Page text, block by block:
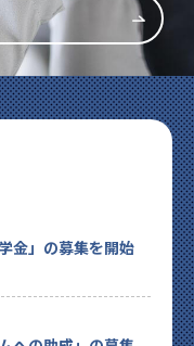
金」の募集を開始